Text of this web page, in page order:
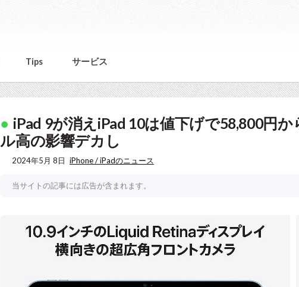
Tips サービス
iPad 9が消えiPad 10は値下げで58,800円
ル高の影響デカし
2024年5月 8日 iPhone / iPadのニュース
当サイトの記事には広告が含まれます。